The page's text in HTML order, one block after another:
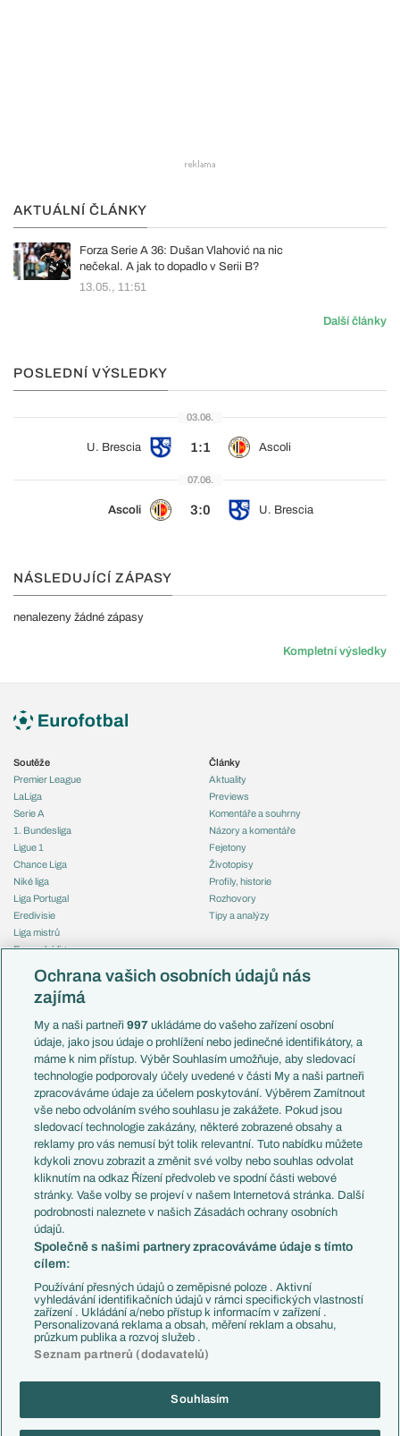
AKTUÁLNÍ ČLÁNKY
Forza Serie A 36: Dušan Vlahović na nic
nečekal. A jak to dopadlo v Serii B?
13.05., 11:51
Další články
POSLEDNÍ VÝSLEDKY
03.06.
U. Brescia 1:1 Ascoli
07.06.
Ascoli 3:0 U. Brescia
NÁSLEDUJÍCÍ ZÁPASY
nenalezeny žádné zápasy
Kompletní výsledky
Soutěže
Premier League
LaLiga
Serie A
1. Bundesliga
Ligue 1
Chance Liga
Niké liga
Liga Portugal
Eredivisie
Liga mistrů
Evropská liga
Mistrovství světa
Liga národů
Témata
Představení týmů MS
EuroSkauting
PL v kostce
Evropské koeficienty
Přestupy
Přestupové spekulace
Zranění
Kluby
Arsenal FC
Chelsea FC
Manchester United
AC Milán
Juventus FC
Bayern Mnichov
FC Barcelona
Real Madrid
Články
Aktuality
Previews
Komentáře a souhrny
Názory a komentáře
Fejetony
Životopisy
Profily, historie
Rozhovory
Tipy a analýzy
Česko
Francie
Itálie
Německo
Španělsko
Argentina
Brazílie
Přestupy
Zápasy
Livescore
Tipovací soutěž
Copyright © 2001-2026 EuroFotbal.cz. Využíváme zpravodajství ČTK.
Ochrana vašich osobních údajů nás
zajímá
My a naši partneři997 ukládáme do vašeho zařízení osobní
údaje, jako jsou údaje o prohlížení nebo jedinečné identifikátory, a
máme k nim přístup. Výběr Souhlasím umožňuje, aby sledovací
technologie podporovaly účely uvedené v části My a naši partneři
zpracováváme údaje za účelem poskytování. Výběrem Zamítnout
vše nebo odvoláním svého souhlasu je zakážete. Pokud jsou
sledovací technologie zakázány, některé zobrazené obsahy a
reklamy pro vás nemusí být tolik relevantní. Tuto nabídku můžete
kdykoli znovu zobrazit a změnit své volby nebo souhlas odvolat
kliknutím na odkaz Řízení předvoleb ve spodní části webové
stránky. Vaše volby se projeví v našem Internetová stránka. Další
podrobnosti naleznete v našich Zásadách ochrany osobních
údajů.
Společně s našimi partnery zpracováváme údaje s tímto
cílem:
Používání přesných údajů o zeměpisné poloze . Aktivní
vyhledávání identifikačních údajů v rámci specifických vlastností
zařízení . Ukládání a/nebo přístup k informacím v zařízení .
Personalizovaná reklama a obsah, měření reklam a obsahu,
průzkum publika a rozvoj služeb .
Seznam partnerů (dodavatelů)
Souhlasím